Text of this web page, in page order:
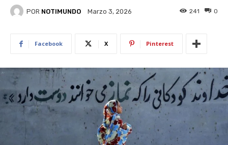
POR NOTIMUNDO Marzo 3, 2026 0
241
Facebook X Pinterest